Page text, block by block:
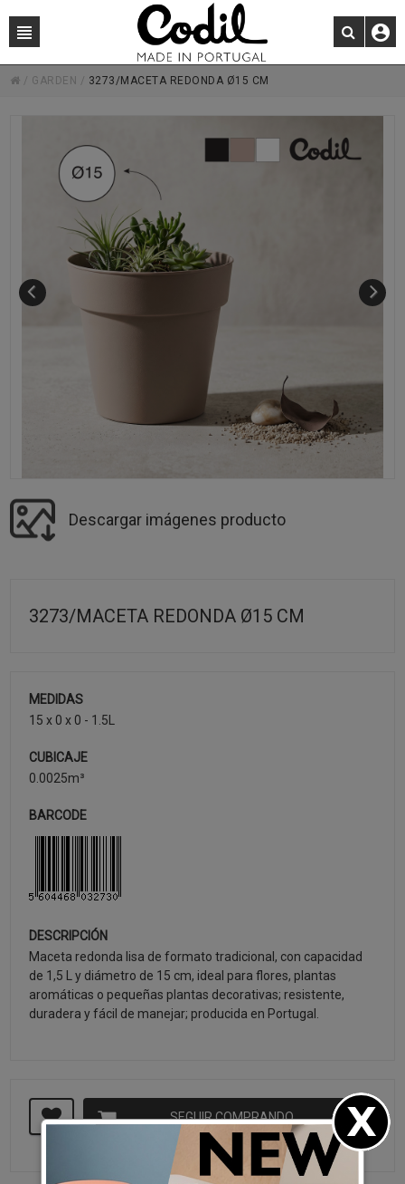
/ GARDEN / 3273/MACETA REDONDA Ø15 CM
Descargar imágenes producto
3273/MACETA REDONDA Ø15 CM
MEDIDAS
15 x 0 x 0 - 1.5L
CUBICAJE
0.0025m³
BARCODE
DESCRIPCIÓN
Maceta redonda lisa de formato tradicional, con capacidad
de 1,5 L y diámetro de 15 cm, ideal para flores, plantas
aromáticas o pequeñas plantas decorativas; resistente,
duradera y fácil de manejar; producida en Portugal.
SEGUIR COMPRANDO